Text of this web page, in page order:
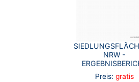
NRW -
Preis: gratis